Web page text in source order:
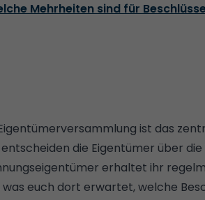
Mehrheiten sind für
ist das
entscheiden die Eigentümer über
erhaltet ihr
was euch dort erwartet, welche